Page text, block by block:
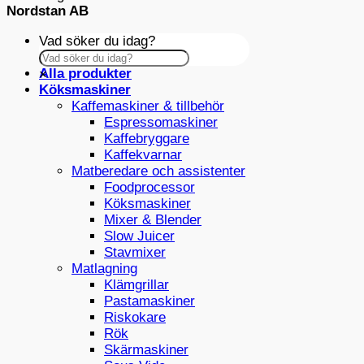
Nordstan AB
Vad söker du idag?
×
Alla produkter
Köksmaskiner
Kaffemaskiner & tillbehör
Espressomaskiner
Kaffebryggare
Kaffekvarnar
Matberedare och assistenter
Foodprocessor
Köksmaskiner
Mixer & Blender
Slow Juicer
Stavmixer
Matlagning
Klämgrillar
Pastamaskiner
Riskokare
Rök
Skärmaskiner